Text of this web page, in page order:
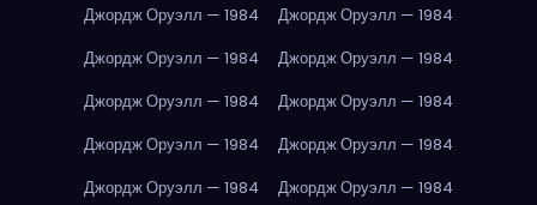
Джордж Оруэлл — 1984
Джордж Оруэлл — 1984
Джордж Оруэлл — 1984
Джордж Оруэлл — 1984
Джордж Оруэлл — 1984
Джордж Оруэлл — 1984
Джордж Оруэлл — 1984
Джордж Оруэлл — 1984
Джордж Оруэлл — 1984
Джордж Оруэлл — 1984